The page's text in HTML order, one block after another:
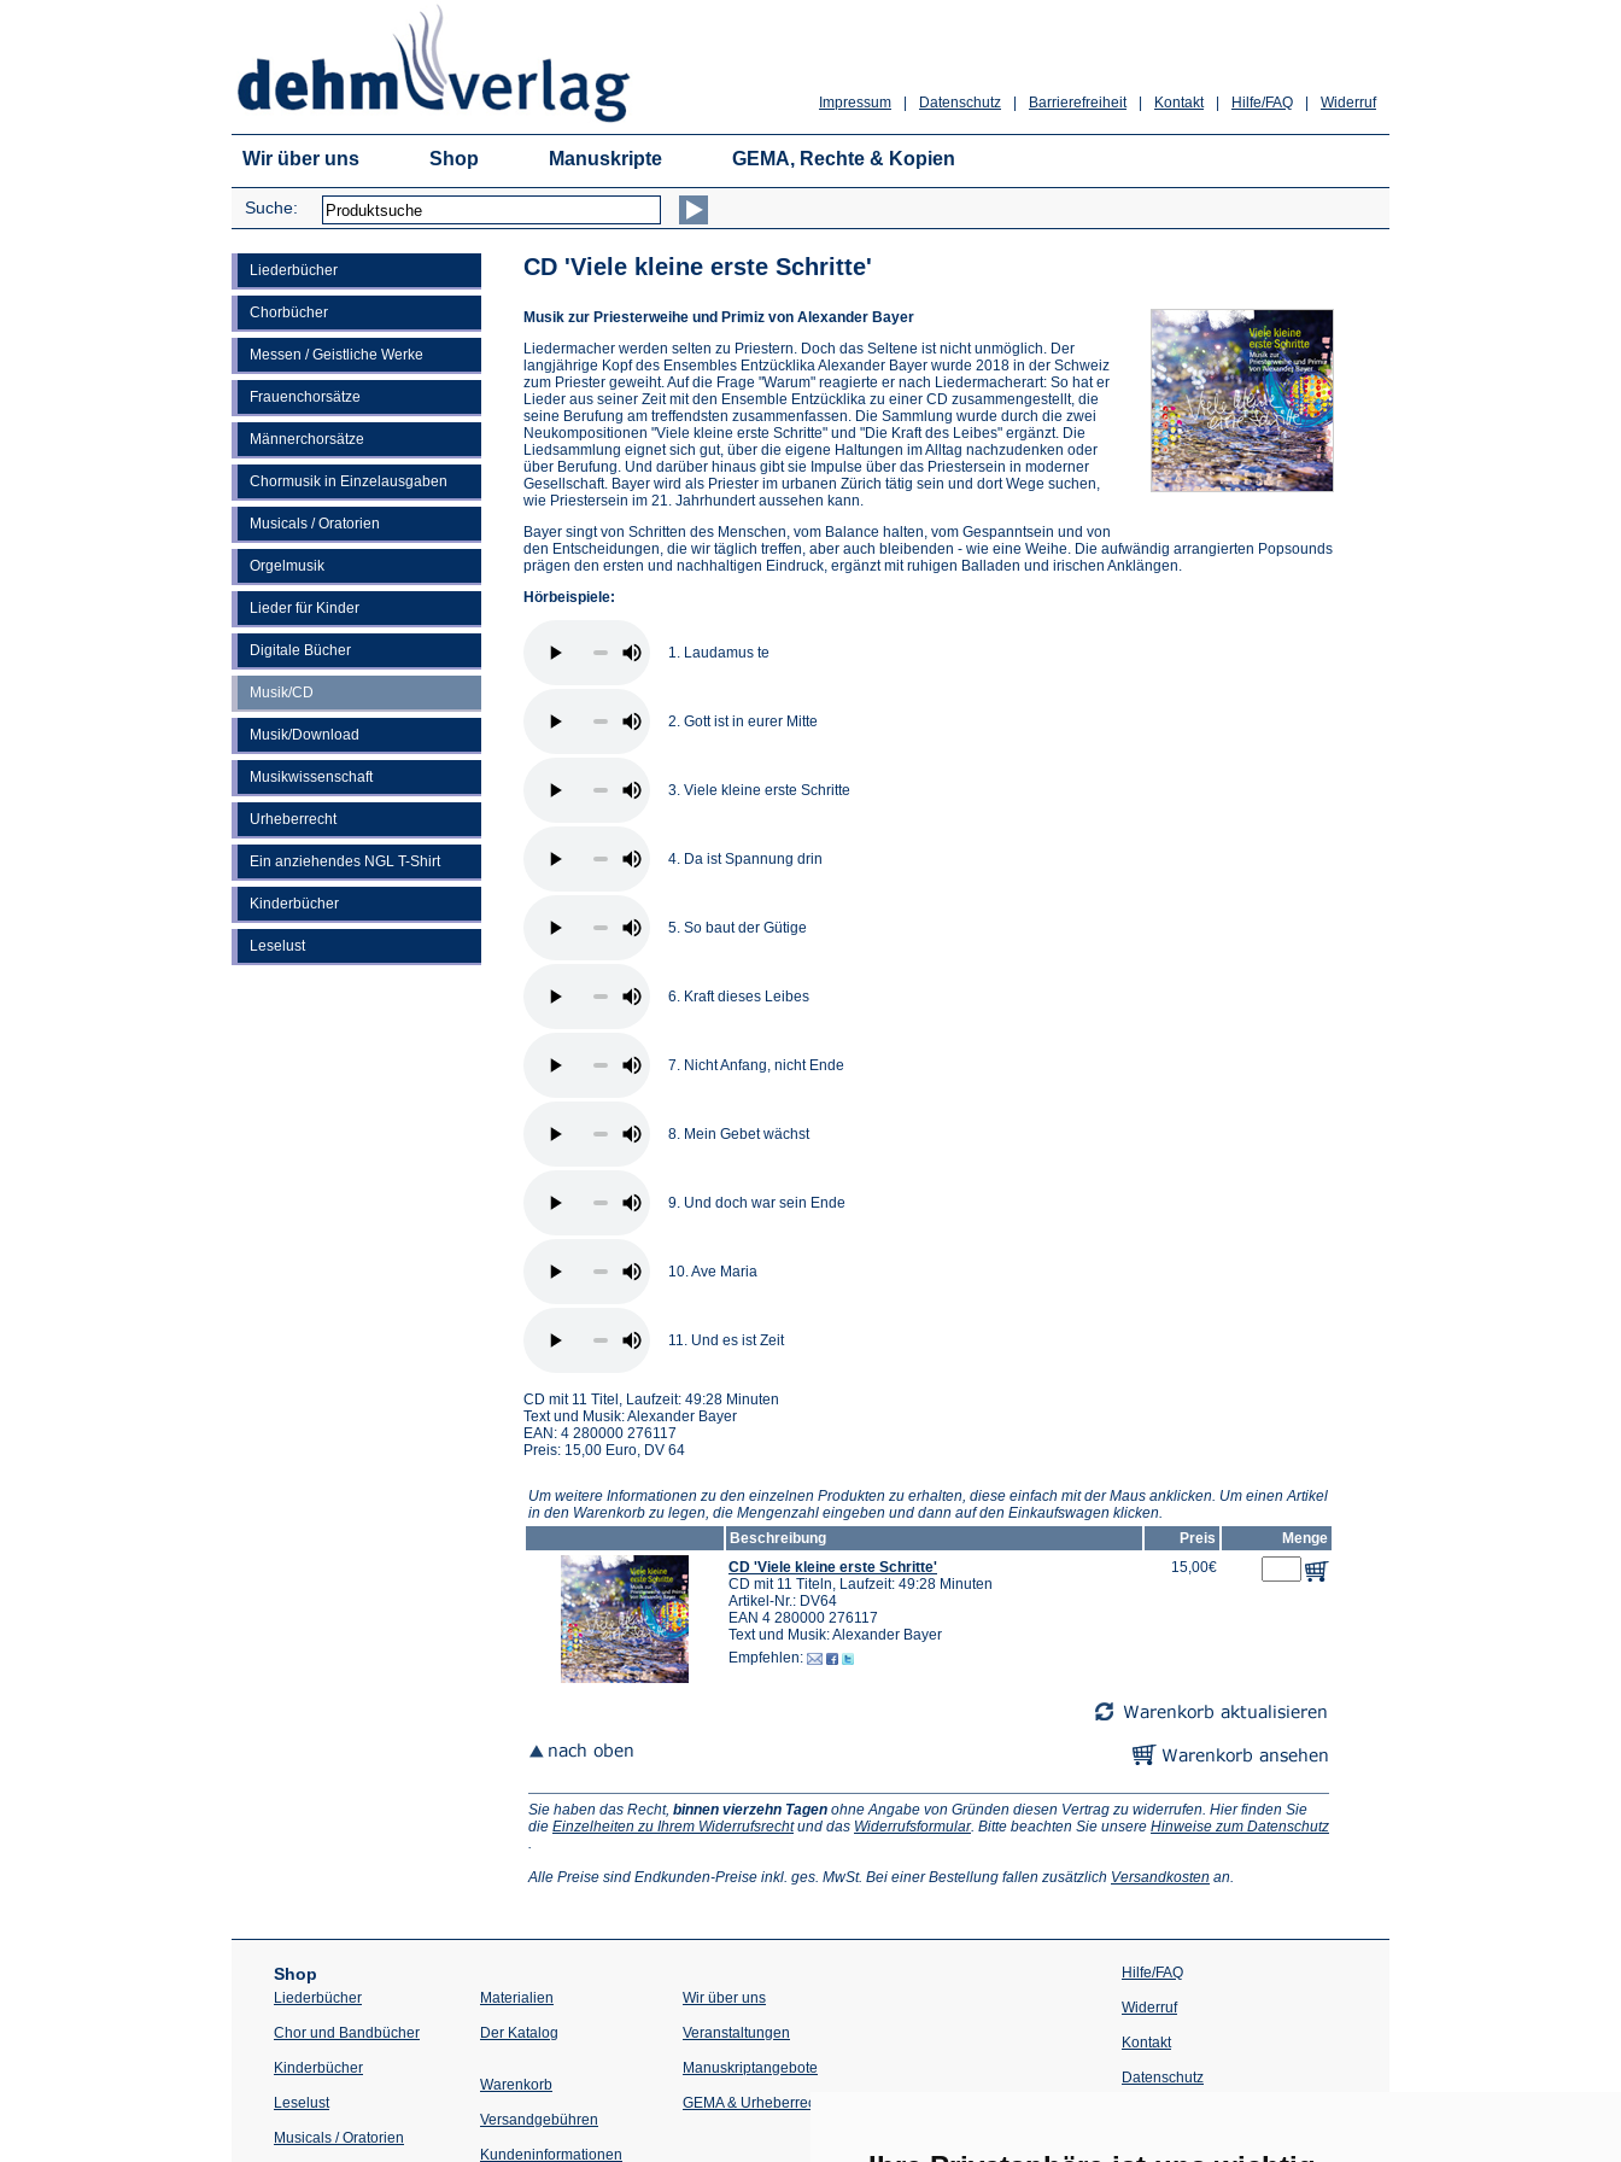
Widerruf
Hilfe/FAQ
Kontakt
Barrierefreiheit
Datenschutz
Impressum
Wir über uns Shop Manuskripte GEMA, Rechte & Kopien
Suche:
Liederbücher
Chorbücher
Messen / Geistliche Werke
Frauenchorsätze
Männerchorsätze
Chormusik in Einzelausgaben
Musicals / Oratorien
Orgelmusik
Lieder für Kinder
Digitale Bücher
Musik/CD
Musik/Download
Musikwissenschaft
Urheberrecht
Ein anziehendes NGL T-Shirt
Kinderbücher
Leselust
CD 'Viele kleine erste Schritte'
Musik zur Priesterweihe und Primiz von Alexander Bayer
Liedermacher werden selten zu Priestern. Doch das Seltene ist nicht unmöglich. Der
langjährige Kopf des Ensembles Entzücklika Alexander Bayer wurde 2018 in der Schweiz
zum Priester geweiht. Auf die Frage "Warum" reagierte er nach Liedermacherart: So hat er
Lieder aus seiner Zeit mit den Ensemble Entzücklika zu einer CD zusammengestellt, die
seine Berufung am treffendsten zusammenfassen. Die Sammlung wurde durch die zwei
Neukompositionen "Viele kleine erste Schritte" und "Die Kraft des Leibes" ergänzt. Die
Liedsammlung eignet sich gut, über die eigene Haltungen im Alltag nachzudenken oder
über Berufung. Und darüber hinaus gibt sie Impulse über das Priestersein in moderner
Gesellschaft. Bayer wird als Priester im urbanen Zürich tätig sein und dort Wege suchen,
wie Priestersein im 21. Jahrhundert aussehen kann.
Bayer singt von Schritten des Menschen, vom Balance halten, vom Gespanntsein und von
den Entscheidungen, die wir täglich treffen, aber auch bleibenden - wie eine Weihe. Die aufwändig arrangierten Popsounds
prägen den ersten und nachhaltigen Eindruck, ergänzt mit ruhigen Balladen und irischen Anklängen.
Hörbeispiele:
1. Laudamus te
2. Gott ist in eurer Mitte
3. Viele kleine erste Schritte
4. Da ist Spannung drin
5. So baut der Gütige
6. Kraft dieses Leibes
7. Nicht Anfang, nicht Ende
8. Mein Gebet wächst
9. Und doch war sein Ende
10. Ave Maria
11. Und es ist Zeit
CD mit 11 Titel, Laufzeit: 49:28 Minuten
Text und Musik: Alexander Bayer
EAN: 4 280000 276117
Preis: 15,00 Euro, DV 64
Um weitere Informationen zu den einzelnen Produkten zu erhalten, diese einfach mit der Maus anklicken. Um einen Artikel
in den Warenkorb zu legen, die Mengenzahl eingeben und dann auf den Einkaufswagen klicken.
Beschreibung
Preis
Menge
CD 'Viele kleine erste Schritte'
CD mit 11 Titeln, Laufzeit: 49:28 Minuten
Artikel-Nr.: DV64
EAN 4 280000 276117
Text und Musik: Alexander Bayer
Empfehlen:
15,00€
Sie haben das Recht, binnen vierzehn Tagen ohne Angabe von Gründen diesen Vertrag zu widerrufen. Hier finden Sie
die Einzelheiten zu Ihrem Widerrufsrecht(Öffnet
neuen
und das Widerrufsformular(Öffnet
neuen
. Bitte beachten Sie unsere Hinweise zum Datenschutz
einem
.
Alle Preise sind Endkunden-Preise inkl. ges. MwSt. Bei einer Bestellung fallen zusätzlich Versandkosten (Öffnet
Tab)
an.
Shop
Liederbücher
Chor und Bandbücher
Kinderbücher
Leselust
Musicals / Oratorien
Materialien
Der Katalog
Warenkorb
Versandgebühren
Kundeninformationen
Wir über uns
Veranstaltungen
einem
Tab)
Manuskriptangebote
GEMA & Urheberrecht
Hilfe/FAQ
Widerruf
Kontakt
Datenschutz